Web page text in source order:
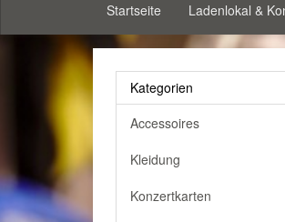
Startseite Ladenlokal &
Kategorien
Accessoires
Kleidung
Konzertkarten